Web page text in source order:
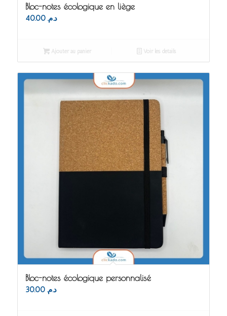
Bloc-notes écologique en liège
د.م. 40.00
Ajouter au panier Voir les détails
Bloc-notes écologique personnalisé
د.م. 30.00